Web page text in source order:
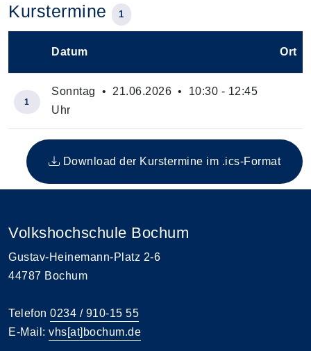
Kurstermine 1
Insgesamt gibt es 1 Termine zum diesen Kurs
Datum Ort
1
Sonntag • 21.06.2026 • 10:30 - 12:45
Uhr
Download der Kurstermine im .ics-Format
Volkshochschule Bochum
Gustav-Heinemann-Platz 2-6
44787 Bochum
Telefon 0234 / 910-15 55
E-Mail: vhs[at]bochum.de